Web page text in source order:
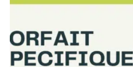
Loray
pour
la